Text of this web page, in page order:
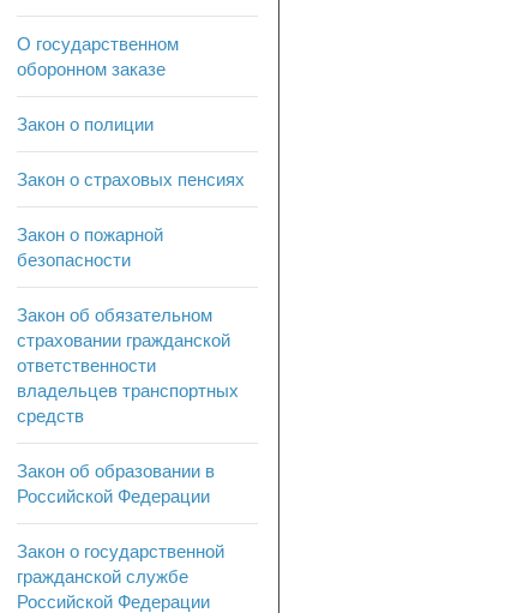
О государственном
оборонном заказе
Закон о полиции
Закон о страховых пенсиях
Закон о пожарной
безопасности
Закон об обязательном
страховании гражданской
ответственности
владельцев транспортных
средств
Закон об образовании в
Российской Федерации
Закон о государственной
гражданской службе
Российской Федерации